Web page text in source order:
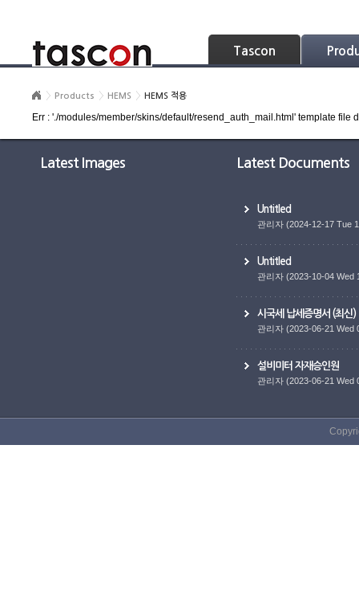
Tascon
Products HEMS HEMS 적용
Err : './modules/member/skins/default/resend_auth_mail.html' template file
Latest Images Latest Documents
Untitled
관리자 (2024-12-17 Tue
Untitled
관리자 (2023-10-04 Wed
시국세 납세증명서 (최신)
관리자 (2023-06-21 Wed
설비미터 자재승인원
관리자 (2023-06-21 Wed